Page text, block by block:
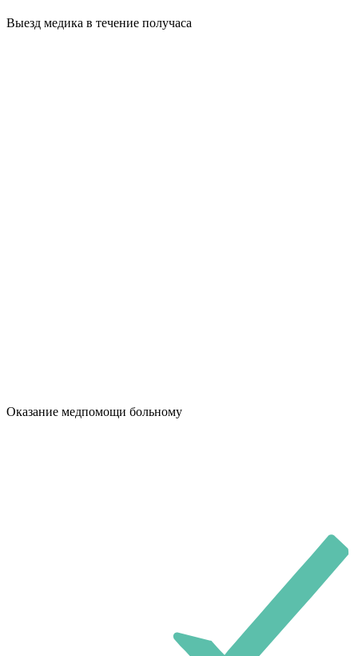
Выезд медика в течение получаса
Оказание медпомощи больному